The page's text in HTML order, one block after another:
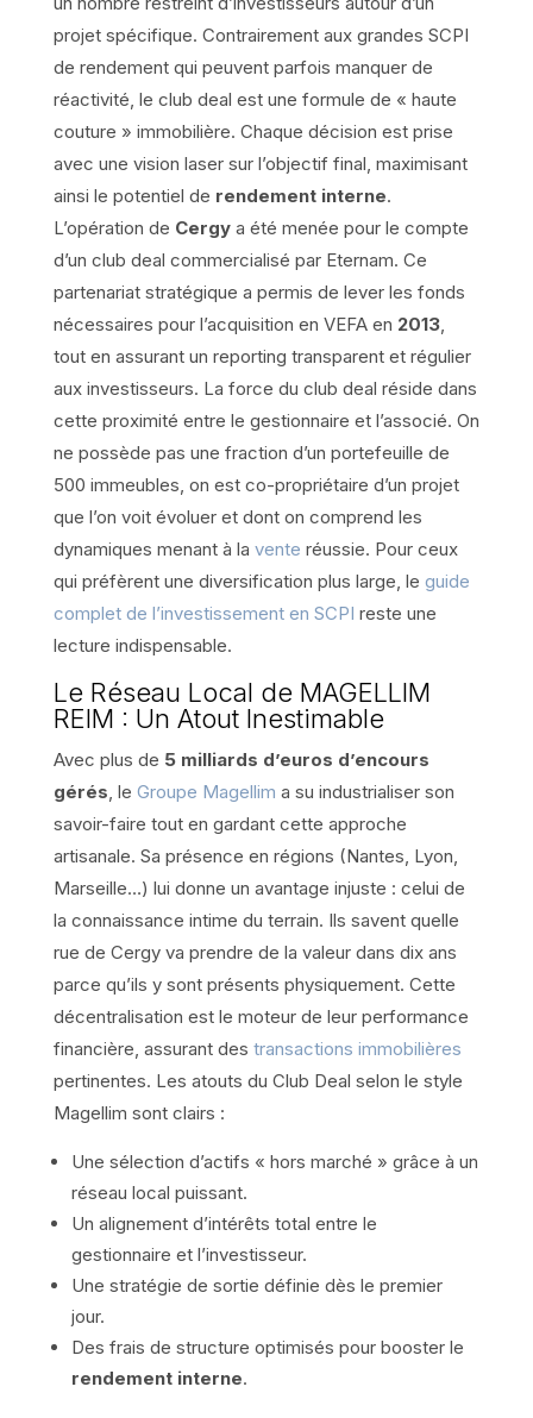
projet spécifique. Contrairement aux grandes SCPI
de rendement qui peuvent parfois manquer de
réactivité, le club deal est une formule de « haute
couture » immobilière. Chaque décision est prise
avec une vision laser sur l’objectif final, maximisant
ainsi le potentiel de rendement interne.
L’opération de Cergya été menée pour le compte
d’un club deal commercialisé par Eternam. Ce
partenariat stratégique a permis de lever les fonds
nécessaires pour l’acquisition en VEFA en 2013,
tout en assurant un reporting transparent et régulier
aux investisseurs. La force du club deal réside dans
cette proximité entre le gestionnaire et l’associé. On
ne possède pas une fraction d’un portefeuille de
500 immeubles, on est co-propriétaire d’un projet
que l’on voit évoluer et dont on comprend les
dynamiques menant à la vente réussie. Pour ceux
qui préfèrent une diversification plus large, le guide
complet de l’investissement en SCPI reste une
lecture indispensable.
Le Réseau Local de MAGELLIM
REIM : Un Atout Inestimable
Avec plus de 5 milliards d’euros d’encours
gérés, le Groupe Magellim a su industrialiser son
savoir-faire tout en gardant cette approche
artisanale. Sa présence en régions (Nantes, Lyon,
Marseille…) lui donne un avantage injuste : celui de
la connaissance intime du terrain. Ils savent quelle
rue de Cergy va prendre de la valeur dans dix ans
parce qu’ils y sont présents physiquement. Cette
décentralisation est le moteur de leur performance
financière, assurant des transactions immobilières
pertinentes. Les atouts du Club Deal selon le style
Magellim sont clairs :
Une sélection d’actifs « hors marché » grâce à un
réseau local puissant.
Un alignement d’intérêts total entre le
gestionnaire et l’investisseur.
Une stratégie de sortie définie dès le premier
jour.
Des frais de structure optimisés pour booster le
rendement interne.